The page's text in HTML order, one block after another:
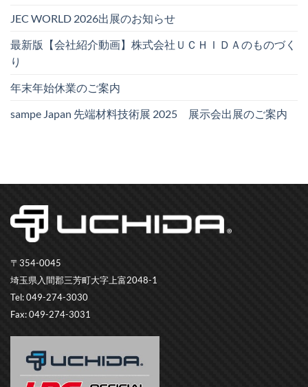
JEC WORLD 2026出展のお知らせ
最新版【会社紹介動画】株式会社ＵＣＨＩＤＡのものづく
り
年末年始休業のご案内
sampe Japan 先端材料技術展 2025 展示会出展のご案内
〒354-0045
埼玉県入間郡三芳町大字上富2048-1
Tel: 049-274-3030
Fax: 049-274-3031